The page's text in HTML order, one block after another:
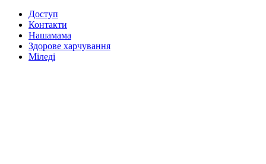
Доступ
Контакти
Нашамама
Здорове харчування
Міледі